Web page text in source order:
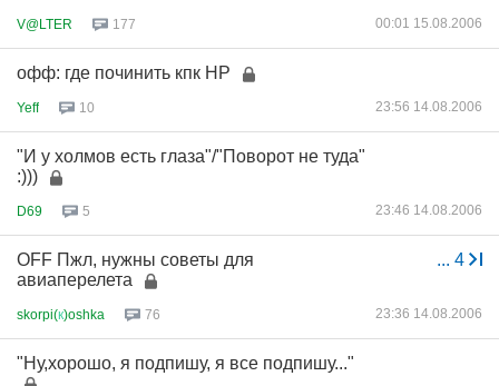
V@LTER 177 00:01 15.08.2006
офф: где починить кпк HP
Yeff 10 23:56 14.08.2006
"И у холмов есть глаза"/"Поворот не туда"
:)))
D69 5 23:46 14.08.2006
... 4
OFF Пжл, нужны советы для
авиаперелета
skorpi(к)oshka 76 23:36 14.08.2006
"Ну,хорошо, я подпишу, я все подпишу..."